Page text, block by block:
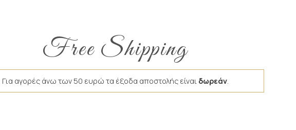
Free Shipping
Για αγορές άνω των 50 ευρώ τα έξοδα αποστολής είναι δωρεάν.